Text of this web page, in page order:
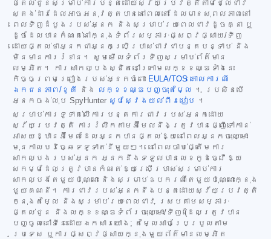
ផ្តល់ជូនសម្រាប់ការបន្តដោយស្វ័យប្រវត្តិតាមថ្លៃជាវ
ស្តង់ដារដែលអាចអនុវត្តបាននៅពេលនោះ ដែលមានសុពលភាពនៅ
ពេលទិញដំបូងរបស់អ្នក និងសម្រាប់រយៈពេលជាវដូចគ្នា ឬ
ដូចដែលបានកំណត់នៅក្នុងទំព័រសម្ភារៈផ្សព្វផ្សាយ/ទិញ
ដោយផ្តល់ថាអ្នកជាអ្នកប្រើប្រាស់ជាវជាបន្តបន្ទាប់ និង
មិនមានការរំខាន។ សូមមើលទំព័រទិញសម្រាប់ព័ត៌មាន
លម្អិត។ ការសាកល្បងស្ថិតនៅក្រោមលក្ខខណ្ឌទាំងនេះ
កិច្ចព្រមព្រៀងរបស់អ្នកចំពោះ EULA/TOS គោលការណ៍
ឯកជនភាព/ខូគី
និង លក្ខខណ្ឌបញ្ចុះតម្លៃ ។ ប្រសិនបើ
អ្នកចង់លុប SpyHunter សូមស្វែងយល់ពីរបៀប ។
សម្រាប់ការទូទាត់លើការបន្តការជាវរបស់អ្នកដោយ
ស្វ័យប្រវត្តិ ការរំលឹកតាមអ៊ីមែលនឹងត្រូវបានផ្ញើទៅកាន់
អាសយដ្ឋានអ៊ីមែលដែលអ្នកបានផ្តល់ឱ្យនៅពេលអ្នកចុះឈ្មោះ
មុនកាលបរិច្ឆេទទូទាត់នីមួយៗ។ នៅពេលចាប់ផ្តើមការ
សាកល្បងរបស់អ្នក អ្នកនឹងទទួលបានលេខកូដធ្វើឱ្យ
សកម្មដែលត្រូវបានកំណត់ឱ្យប្រើប្រាស់សម្រាប់ការ
សាកល្បងតែមួយប៉ុណ្ណោះ និងសម្រាប់ឧបករណ៍តែមួយប៉ុណ្ណោះក្នុង
មួយគណនី។ ការជាវរបស់អ្នកនឹងបន្តដោយស្វ័យប្រវត្តិ
ក្នុងតម្លៃ និងសម្រាប់រយៈពេលជាវ ស្របតាមសម្ភារៈ
ផ្តល់ជូន និងលក្ខខណ្ឌទំព័រចុះឈ្មោះ/ទិញ (ដែលត្រូវបាន
បញ្ចូលនៅទីនេះដោយឯកសារយោង; តម្លៃអាចប្រែប្រួលតាម
ប្រទេស ឬការផ្សព្វផ្សាយក្នុងមួយព័ត៌មានលម្អិត